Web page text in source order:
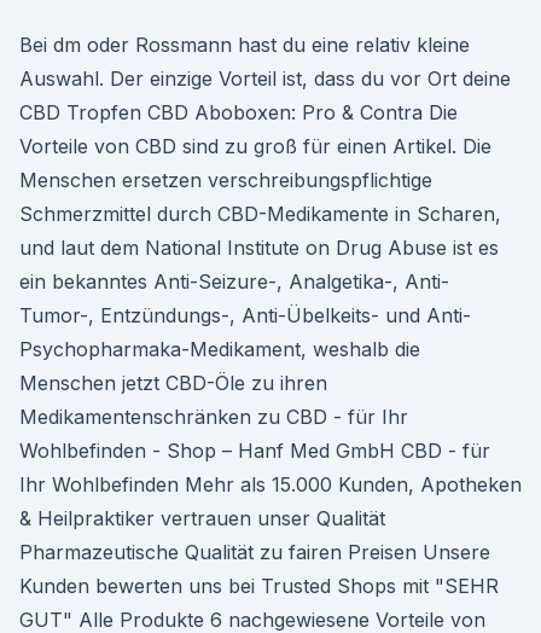
Bei dm oder Rossmann hast du eine relativ kleine
Auswahl. Der einzige Vorteil ist, dass du vor Ort deine
CBD Tropfen CBD Aboboxen: Pro & Contra Die
Vorteile von CBD sind zu groß für einen Artikel. Die
Menschen ersetzen verschreibungspflichtige
Schmerzmittel durch CBD-Medikamente in Scharen,
und laut dem National Institute on Drug Abuse ist es
ein bekanntes Anti-Seizure-, Analgetika-, Anti-
Tumor-, Entzündungs-, Anti-Übelkeits- und Anti-
Psychopharmaka-Medikament, weshalb die
Menschen jetzt CBD-Öle zu ihren
Medikamentenschränken zu CBD - für Ihr
Wohlbefinden - Shop – Hanf Med GmbH CBD - für
Ihr Wohlbefinden Mehr als 15.000 Kunden, Apotheken
& Heilpraktiker vertrauen unser Qualität
Pharmazeutische Qualität zu fairen Preisen Unsere
Kunden bewerten uns bei Trusted Shops mit "SEHR
GUT" Alle Produkte 6 nachgewiesene Vorteile von